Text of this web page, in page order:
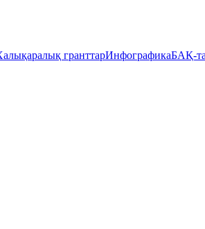
гранттарИнфографикаБАҚ-